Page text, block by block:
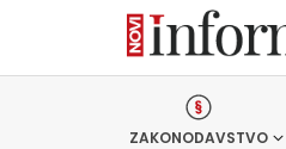
ZAKONODAVSTVO